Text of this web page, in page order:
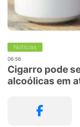
Notícias
06:56
Cigarro pode
alcoólicas em